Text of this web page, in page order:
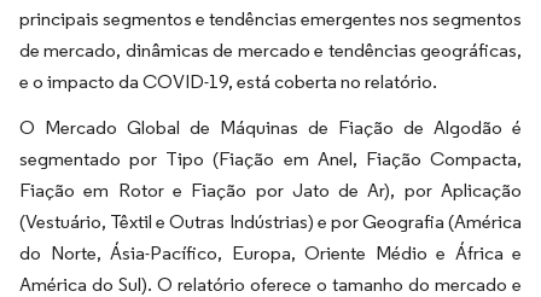
principais segmentos e tendências emergentes nos segmentos
de mercado, dinâmicas de mercado e tendências geográficas,
e o impacto da COVID-19, está coberta no relatório.
O Mercado Global de Máquinas de Fiação de Algodão é
segmentado por Tipo (Fiação em Anel, Fiação Compacta,
Fiação em Rotor e Fiação por Jato de Ar), por Aplicação
(Vestuário, Têxtil e Outras Indústrias) e por Geografia (América
do Norte, Ásia-Pacífico, Europa, Oriente Médio e África e
América do Sul). O relatório oferece o tamanho do mercado e